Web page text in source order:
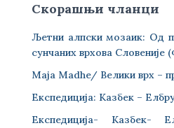
Скорашњи чланци
Љетни алпски мозаик: Од
сунчаних врхова
Maja Madhe/ Велики врх –
Експедиција: Казбек –
Експедиција- Казбек-